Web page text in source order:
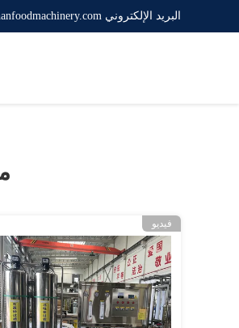
البريد الإلكتروني henry@henanfoodmachinery.com
فيديو